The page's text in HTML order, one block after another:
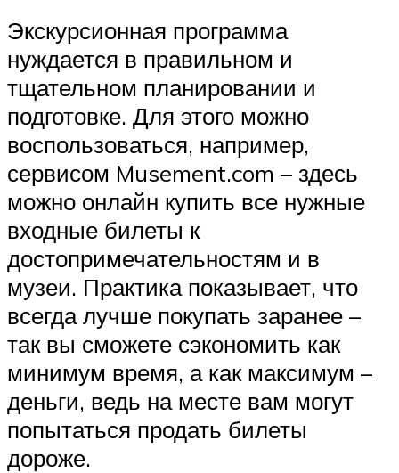
Экскурсионная программа
нуждается в правильном и
тщательном планировании и
подготовке. Для этого можно
воспользоваться, например,
сервисом Musement.com – здесь
можно онлайн купить все нужные
входные билеты к
достопримечательностям и в
музеи. Практика показывает, что
всегда лучше покупать заранее –
так вы сможете сэкономить как
минимум время, а как максимум –
деньги, ведь на месте вам могут
попытаться продать билеты
дороже.